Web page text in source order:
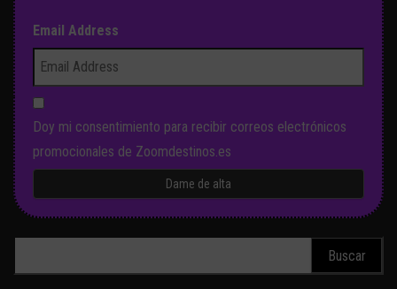
Email Address
Doy mi consentimiento para recibir correos electrónicos
promocionales de Zoomdestinos.es